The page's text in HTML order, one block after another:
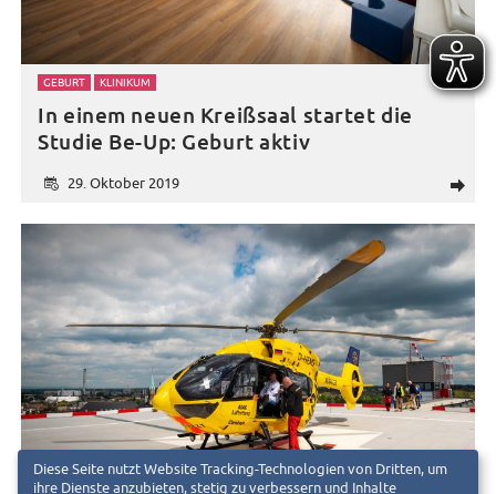
d
29. Oktober 2019
GEBURT KLINIKUM
In einem neuen Kreißsaal startet die
Studie Be-Up: Geburt aktiv
Diese Seite nutzt Website Tracking-Technologien von Dritten, um
ihre Dienste anzubieten, stetig zu verbessern und Inhalte